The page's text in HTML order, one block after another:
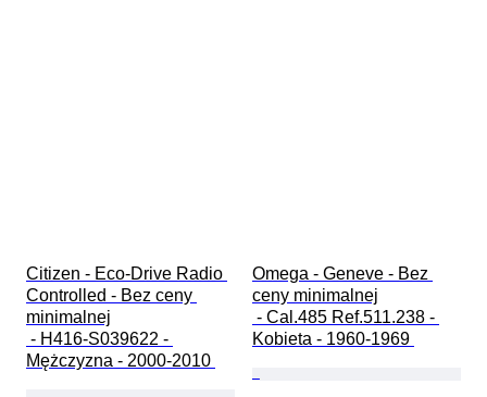
Citizen - Eco-Drive Radio
Controlled - Bez ceny
minimalnej
Mężczyzna - 2000-2010
Omega - Geneve - Bez
ceny minimalnej
Kobieta - 1960-1969